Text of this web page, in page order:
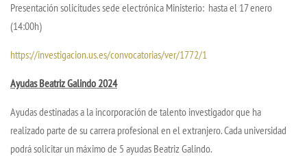
Presentación solicitudes sede electrónica Ministerio: hasta el 17 enero
(14:00h)
https://investigacion.us.es/convocatorias/ver/1772/1
Ayudas Beatriz Galindo 2024
Ayudas destinadas a la incorporación de talento investigador que ha
realizado parte de su carrera profesional en el extranjero. Cada universidad
podrá solicitar un máximo de 5 ayudas Beatriz Galindo.